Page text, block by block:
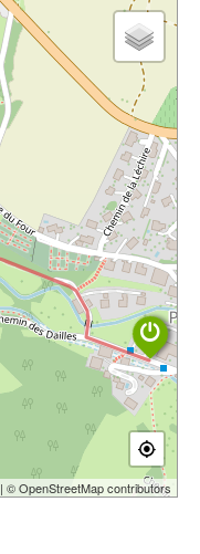
| © OpenStreetMap contributors